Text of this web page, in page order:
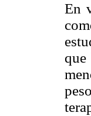
En
que